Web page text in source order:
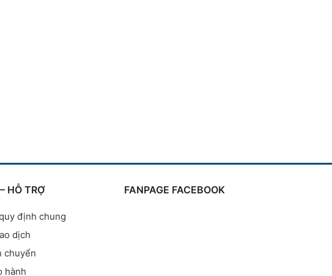
HỖ TRỢ
định chung
dịch
chuyển
hành
FANPAGE FACEBOOK